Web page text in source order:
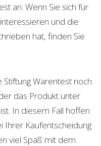
an. Wenn Sie sich für
und die
hat, finden Sie
Stiftung Warentest noch
das Produkt unter
In diesem Fall hoffen
Ihrer Kaufentscheidung
viel Spaß mit dem